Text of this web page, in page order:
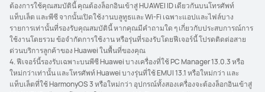
ต้องการใช้คุณสมบัตินี้ คุณต้องล็อกอินเข้าสู่ HUAWEI ID เดียวกันบนโทรศัพท์
แท็บเล็ต และพีซี จากนั้นเปิดใช้งานบลูทูธและ Wi-Fi เฉพาะแอปและไฟล์บาง
รายการเท่านั้นที่รองรับคุณสมบัตินี้ หากคุณมีคําถามใด ๆ เกี่ยวกับประสบการณ์การ
ใช้งานโดยรวม ข้อจํากัดการใช้งาน หรือรุ่นที่รองรับโดยฟีเจอร์นี้ โปรดติดต่อสาย
ด่วนบริการลูกค้าของ Huawei ในพื้นที่ของคุณ
4. ฟีเจอร์นี้รองรับเฉพาะบนพีซี Huawei บางเครื่องที่ใช้ PC Manager 13.0.3 หรือ
ใหม่กว่าเท่านั้น และโทรศัพท์ Huawei บางรุ่นที่ใช้ EMUI 13.1 หรือใหม่กว่า และ
แท็บเล็ตที่ใช้ HarmonyOS 3 หรือใหม่กว่า อุปกรณ์ทั้งสองเครื่องจะต้องล็อกอินเข้าสู่